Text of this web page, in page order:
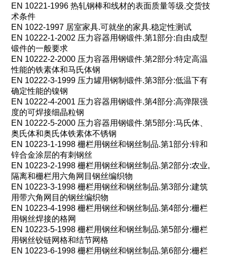
EN 10221-1996热轧钢棒和线材的表面质量等级.交货技
术条件
EN 1022-1997 居室家具.可就坐的家具.稳定性测试
EN 10222-1-2002 压力容器用钢锻件.第1部分:自由成型
锻件的一般要求
EN 10222-2-2000 压力容器用钢锻件.第2部分:特定高温
性能的铁素体和马氏体钢
EN 10222-3-1999 压力罐用钢制锻件.第3部分:低温下有
确定性能的镍钢
EN 10222-4-2001 压力容器用钢锻件.第4部分:高弹限强
度的可焊接细晶粒钢
EN 10222-5-2000 压力容器用钢锻件.第5部分:马氏体、
奥氏体和奥氏体铁素体不锈钢
EN 10223-1-1998栅栏用钢丝和钢丝制品.第1部分:锌和
锌合金涂层的有刺钢丝
EN 10223-2-1998栅栏用钢丝和钢丝制品.第2部分:农业,
隔离和栅栏用六角网目钢丝编织物
EN 10223-3-1998栅栏用钢丝和钢丝制品.第3部分:建筑
用带六角网目的钢丝编织物
EN 10223-4-1998栅栏用钢丝和钢丝制品.第4部分:栅栏
用钢丝焊接的格网
EN 10223-5-1998栅栏用钢丝和钢丝制品.第5部分:栅栏
用钢丝铰链网格和结节网格
EN 10223-6-1998栅栏用钢丝和钢丝制品.第6部分:栅栏